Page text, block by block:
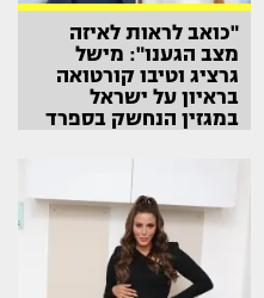
"כואב לראות לאיזה
מצב הגענו": מישל
גרציג וטיבו קורטואה
בראיון על ישראל
במגזין הנחשק בספרד